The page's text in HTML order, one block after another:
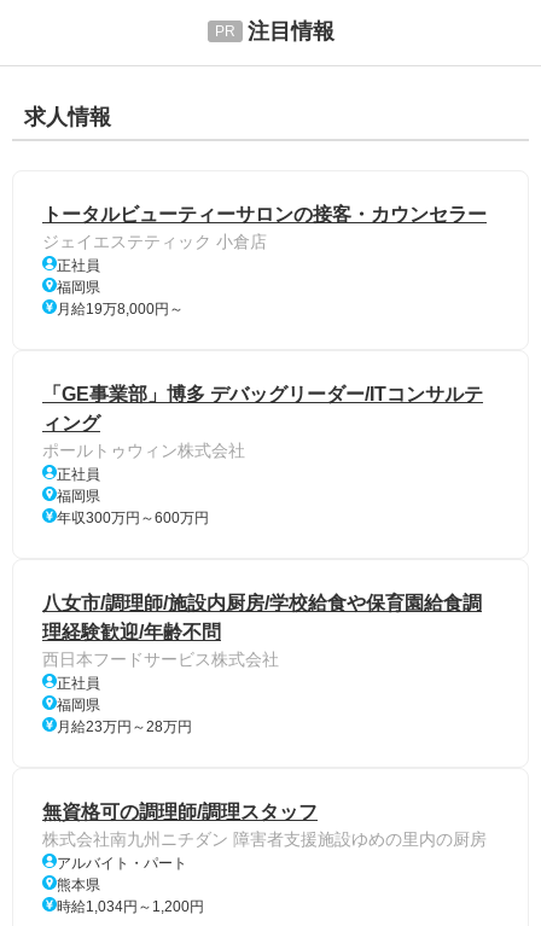
注目情報
求人情報
トータルビューティーサロンの接客・カウンセラー
ジェイエステティック 小倉店
正社員
福岡県
月給19万8,000円～
「GE事業部」博多 デバッグリーダー/ITコンサルテ
ィング
ポールトゥウィン株式会社
正社員
福岡県
年収300万円～600万円
八女市/調理師/施設内厨房/学校給食や保育園給食調
理経験歓迎/年齢不問
西日本フードサービス株式会社
正社員
福岡県
月給23万円～28万円
無資格可の調理師/調理スタッフ
株式会社南九州ニチダン 障害者支援施設ゆめの里内の厨房
アルバイト・パート
熊本県
時給1,034円～1,200円